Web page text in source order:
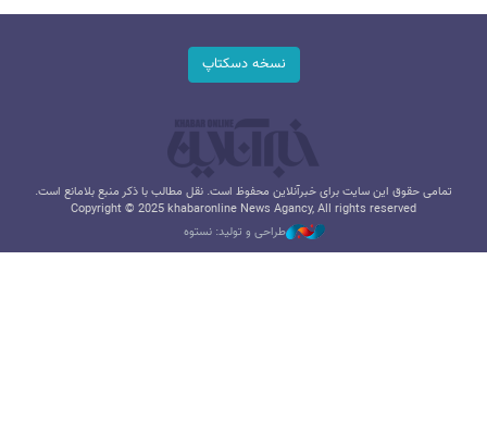
نسخه دسکتاپ
تمامی حقوق این سایت برای خبرآنلاین محفوظ است. نقل مطالب با ذکر منبع بلامانع است.
Copyright © 2025 khabaronline News Agancy, All rights reserved
طراحی و تولید: نستوه